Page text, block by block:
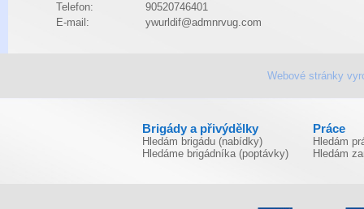
Telefon:
90520746401
E-mail:
ywurldif@admnrvug.com
Webové stránky
Brigády a přivýdělky
Hledám brigádu (nabídky)
Hledáme brigádníka (poptávky)
Práce
Hledám
Hledám